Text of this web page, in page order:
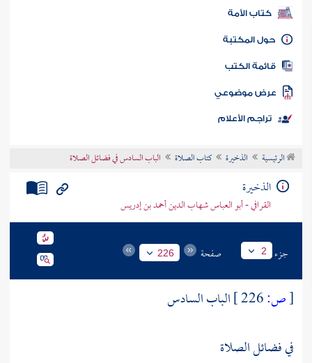
كتب PDF
كتاب الأمة
المكتبة
الكتب
موضوعي
تراجم الأعلام
الرئيسية الذخيرة كتاب الصلاة الباب السادس في فضائل الصلاة
الذخيرة
القرافي - أبو العباس شهاب الدين أحمد بن إدريس
جزء 2 صفحة 226
[ص:
الباب السادس
في فضائل الصلاة